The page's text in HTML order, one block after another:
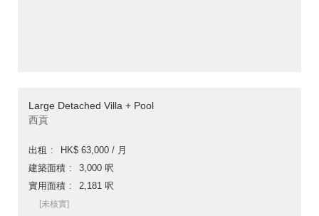
Large Detached Villa + Pool
西貢
出租
HK$ 63,000 / 月
建築面積
3,000 呎
實用面積
2,181 呎
[未核實]